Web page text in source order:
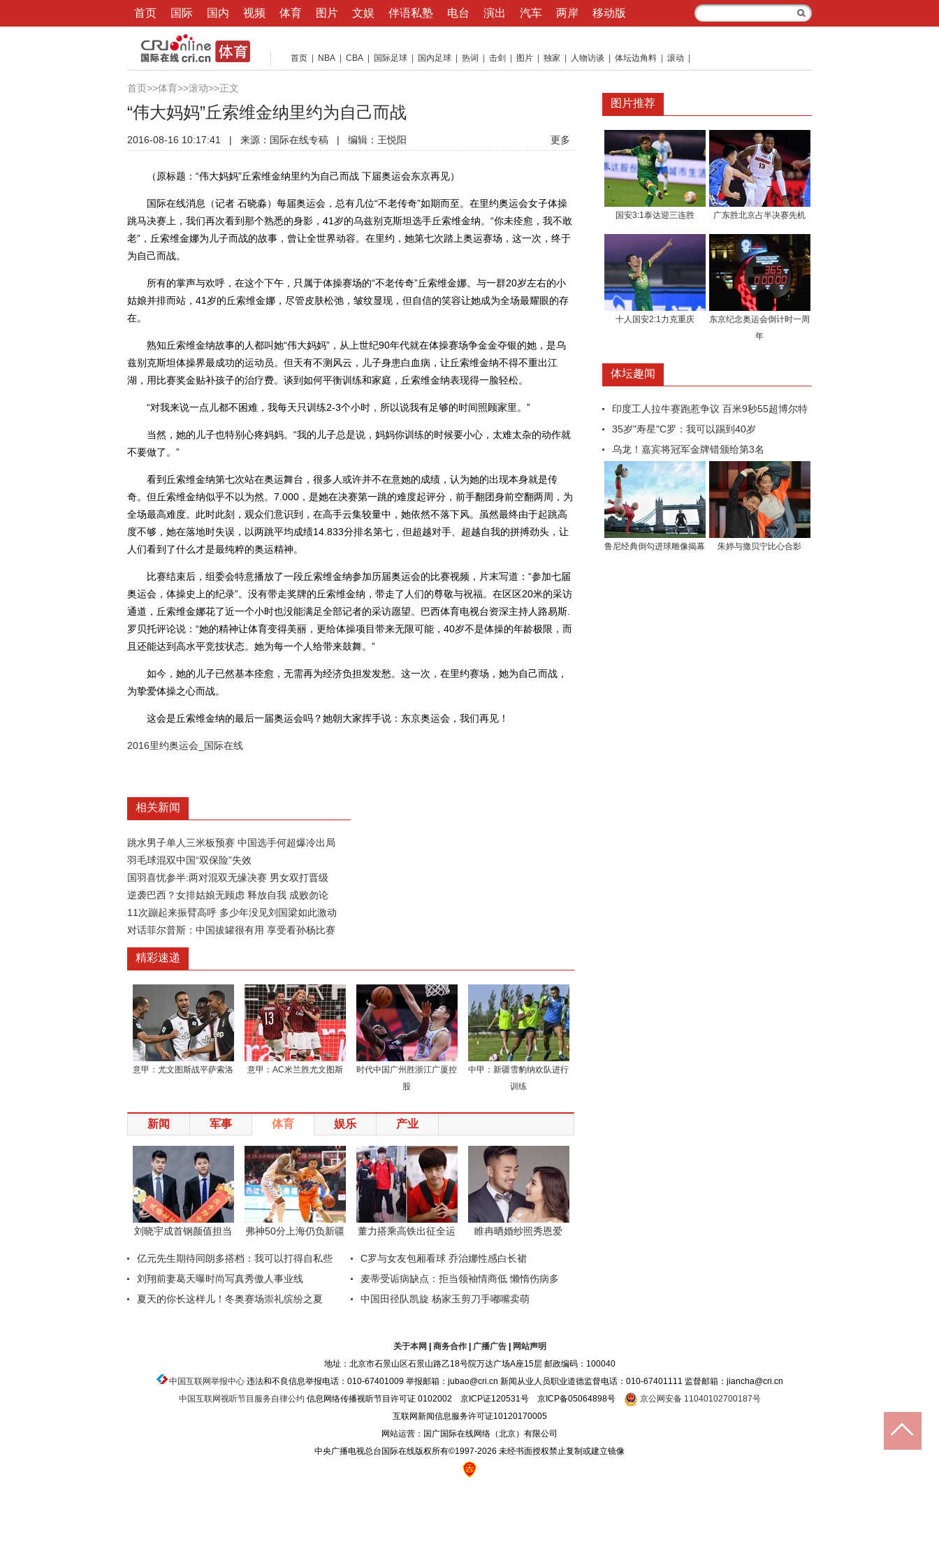
首页 国际 国内 视频 体育 图片 文娱 伴语私塾 电台 演出 汽车 两岸 移动版
首页 NBA CBA 国际足球 国内足球 热词 击剑 图片 独家 人物访谈 体坛边角料 滚动
首页>>体育>>滚动>>正文
“伟大妈妈”丘索维金纳里约为自己而战
2016-08-16 10:17:41 | 来源：国际在线专稿 | 编辑：王悦阳 更多
（原标题：“伟大妈妈”丘索维金纳里约为自己而战 下届奥运会东京再见）
国际在线消息（记者 石晓淼）每届奥运会，总有几位“不老传奇”如期而至。在里约奥运会女子体操
跳马决赛上，我们再次看到那个熟悉的身影，41岁的乌兹别克斯坦选手丘索维金纳。“你未痊愈，我不敢
老”，丘索维金娜为儿子而战的故事，曾让全世界动容。在里约，她第七次踏上奥运赛场，这一次，终于
为自己而战。
所有的掌声与欢呼，在这个下午，只属于体操赛场的“不老传奇”丘索维金娜。与一群20岁左右的小
姑娘并排而站，41岁的丘索维金娜，尽管皮肤松弛，皱纹显现，但自信的笑容让她成为全场最耀眼的存
在。
熟知丘索维金纳故事的人都叫她“伟大妈妈”，从上世纪90年代就在体操赛场争金金夺银的她，是乌
兹别克斯坦体操界最成功的运动员。但天有不测风云，儿子身患白血病，让丘索维金纳不得不重出江
湖，用比赛奖金贴补孩子的治疗费。谈到如何平衡训练和家庭，丘索维金纳表现得一脸轻松。
“对我来说一点儿都不困难，我每天只训练2-3个小时，所以说我有足够的时间照顾家里。”
当然，她的儿子也特别心疼妈妈。“我的儿子总是说，妈妈你训练的时候要小心，太难太杂的动作就
不要做了。”
看到丘索维金纳第七次站在奥运舞台，很多人或许并不在意她的成绩，认为她的出现本身就是传
奇。但丘索维金纳似乎不以为然。7.000，是她在决赛第一跳的难度起评分，前手翻团身前空翻两周，为
全场最高难度。此时此刻，观众们意识到，在高手云集较量中，她依然不落下风。虽然最终由于起跳高
度不够，她在落地时失误，以两跳平均成绩14.833分排名第七，但超越对手、超越自我的拼搏劲头，让
人们看到了什么才是最纯粹的奥运精神。
比赛结束后，组委会特意播放了一段丘索维金纳参加历届奥运会的比赛视频，片末写道：“参加七届
奥运会，体操史上的纪录”。没有带走奖牌的丘索维金纳，带走了人们的尊敬与祝福。在区区20米的采访
通道，丘索维金娜花了近一个小时也没能满足全部记者的采访愿望。巴西体育电视台资深主持人路易斯.
罗贝托评论说：“她的精神让体育变得美丽，更给体操项目带来无限可能，40岁不是体操的年龄极限，而
且还能达到高水平竞技状态。她为每一个人给带来鼓舞。”
如今，她的儿子已然基本痊愈，无需再为经济负担发发愁。这一次，在里约赛场，她为自己而战，
为挚爱体操之心而战。
这会是丘索维金纳的最后一届奥运会吗？她朝大家挥手说：东京奥运会，我们再见！
2016里约奥运会_国际在线
相关新闻
跳水男子单人三米板预赛 中国选手何超爆冷出局
羽毛球混双中国“双保险”失效
国羽喜忧参半:两对混双无缘决赛 男女双打晋级
逆袭巴西？女排姑娘无顾虑 释放自我 成败勿论
11次蹦起来振臂高呼 多少年没见刘国梁如此激动
对话菲尔普斯：中国拔罐很有用 享受看孙杨比赛
精彩速递
意甲：尤文图斯战平萨索洛 意甲：AC米兰胜尤文图斯
时代中国广州胜浙江广厦控
股
中甲：新疆雪豹纳欢队进行
训练
新闻 军事 体育 娱乐 产业
图片推荐
国安3:1泰达迎三连胜 广东胜北京占半决赛先机
十人国安2:1力克重庆
东京纪念奥运会倒计时一周
年
体坛趣闻
印度工人拉牛赛跑惹争议 百米9秒55超博尔特
35岁"寿星"C罗：我可以踢到40岁
乌龙！嘉宾将冠军金牌错颁给第3名
鲁尼经典倒勾进球雕像揭幕 朱婷与撒贝宁比心合影
关于本网 商务合作| 广播广告|
网站声明
地址：北京市石景山区石景山路乙18号院万达广场A座15层 邮政编码：100040
中国互联网举报中心违法和不良信息举报电话：010-67401009 举报邮箱：jubao@cri.cn 新闻从业人员职业道德监督电话：010-67401111 监督邮箱：jiancha@cri.cn
中国互联网视听节目服务自律公约 信息网络传播视听节目许可证 0102002 京ICP证120531号 京ICP备05064898号
京公网安备 11040102700187号
互联网新闻信息服务许可证10120170005
网站运营：国广国际在线网络（北京）有限公司
中央广播电视总台国际在线版权所有©1997-2026 未经书面授权禁止复制或建立镜像